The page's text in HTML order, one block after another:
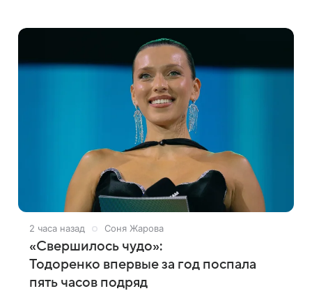
2 часа назад Соня Жарова
«Свершилось чудо»:
Тодоренко впервые за год поспала
пять часов подряд